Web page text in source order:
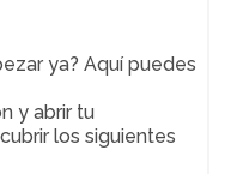
ya? Aquí puedes
y abrir tu
los siguientes